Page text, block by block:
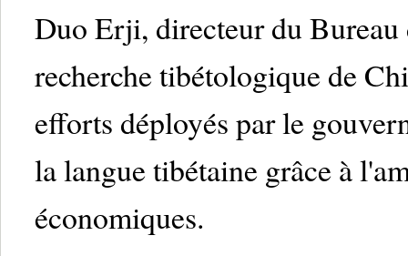
Duo Erji, directeur du Bureau
recherche tibétologique de
efforts déployés par le
la langue tibétaine grâce à
économiques.